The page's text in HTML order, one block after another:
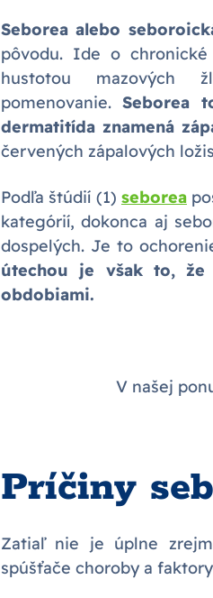
Seborea alebo
pôvodu. Ide o
hustotou mazových
pomenovanie. Seborea
dermatitída znamená
červených zápalových
Podľa štúdií (1) seborea
kategórií, dokonca aj
dospelých. Je to
útechou je však to, že
obdobiami.
V našej
Príčiny
Zatiaľ nie je úplne
spúšťače choroby a